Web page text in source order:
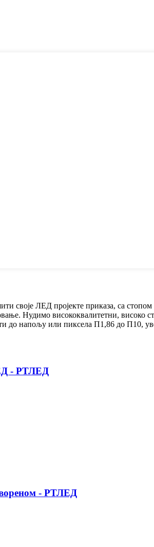
своје ЛЕД пројекте приказа, са стопом
Нудимо висококвалитетни,
до напољу или пиксела П1,86 до П10,
- РТЛЕД
- РТЛЕД